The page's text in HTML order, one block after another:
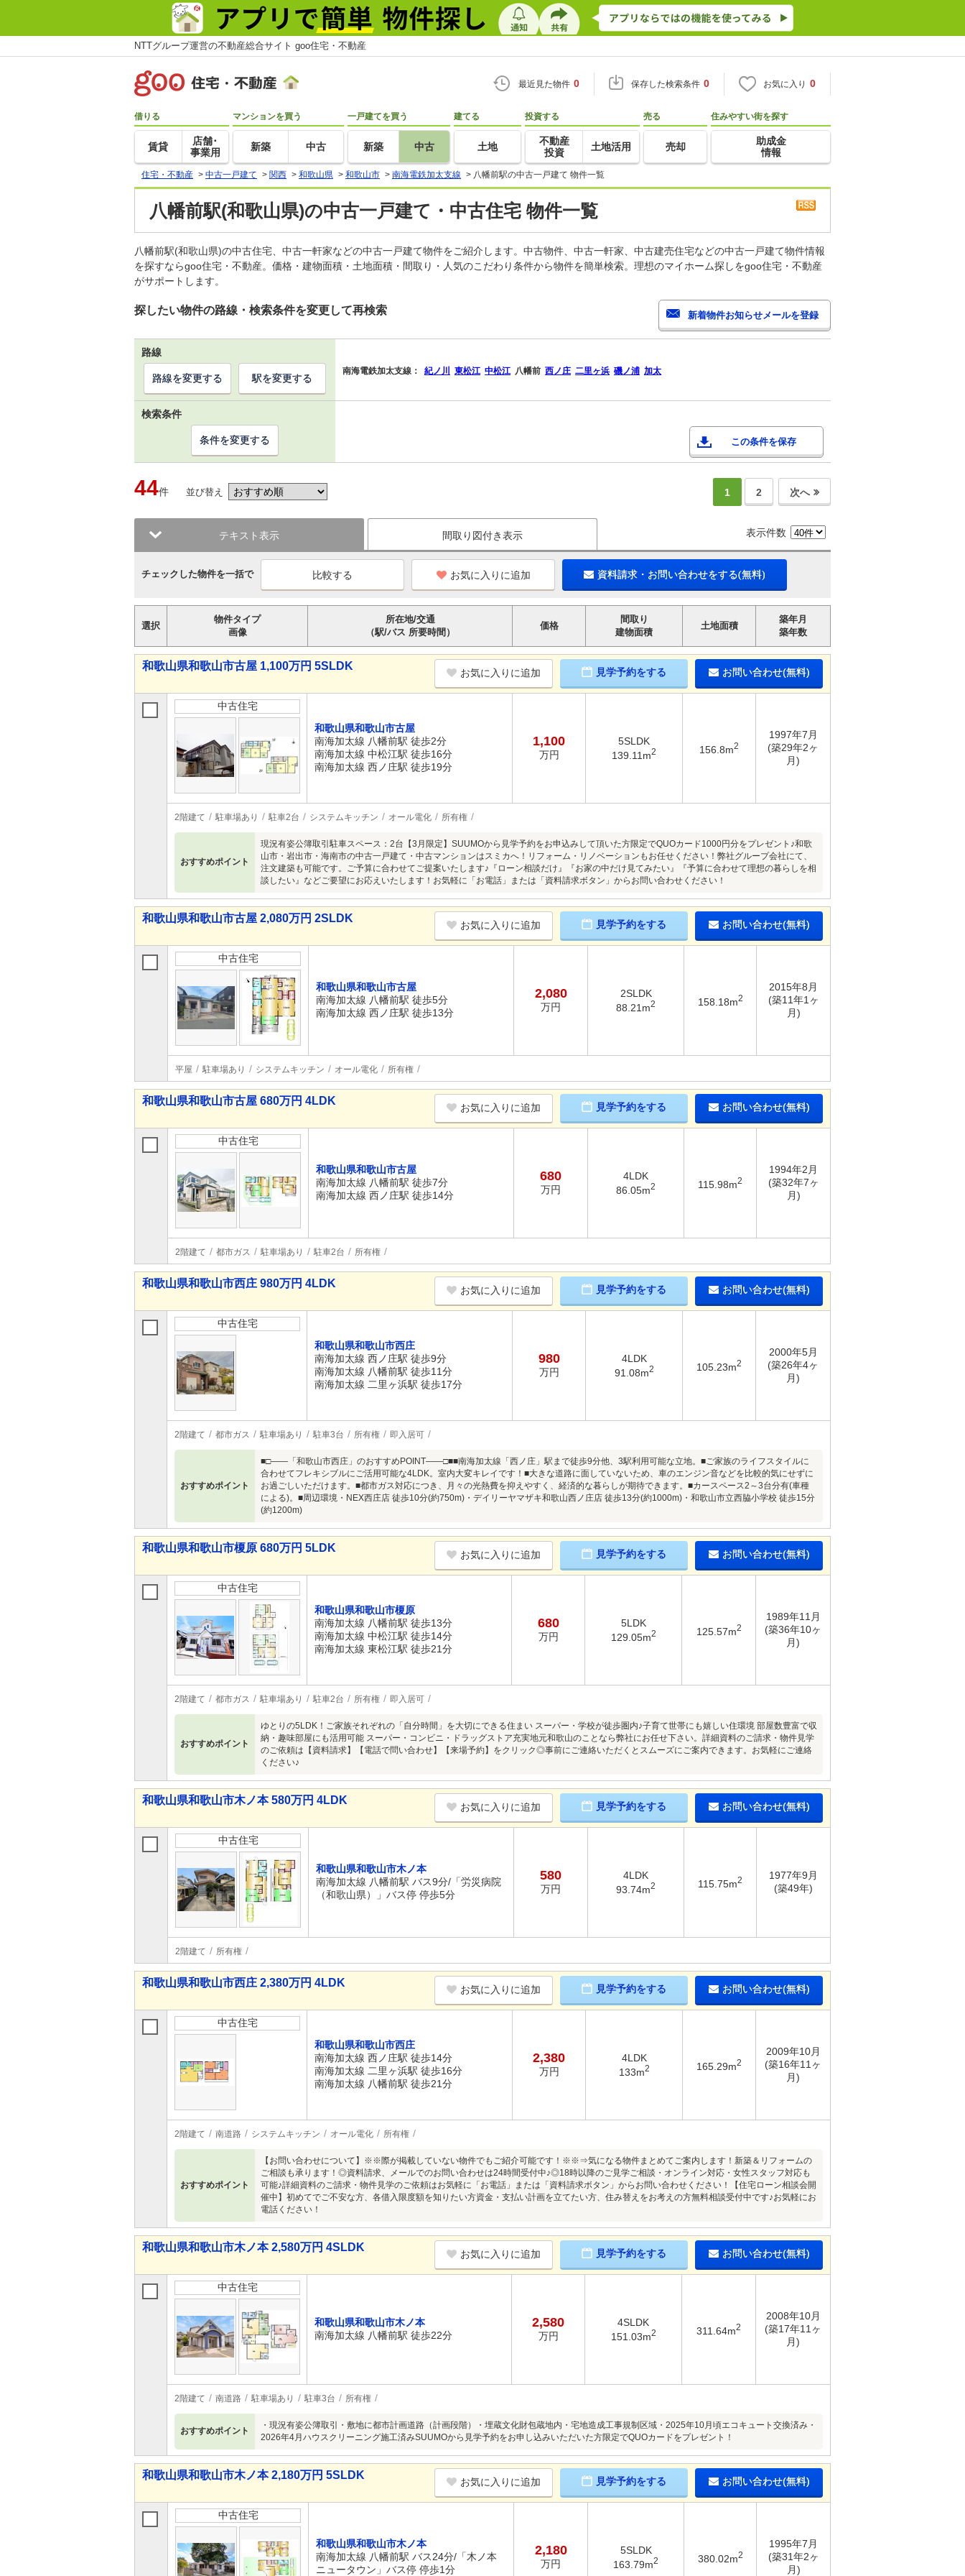
NTTグループ運営の不動産総合サイト goo住宅・不動産
最近見た物件 0 保存した検索条件 0 お気に入り 0
借りる
賃貸
店舗･
事業用
マンションを買う
新築 中古
一戸建てを買う
新築 中古
建てる
土地
投資する
不動産
投資
土地活用
売る
売却
住みやすい街を探す
助成金
情報
住宅・不動産 > 中古一戸建て > 関西 > 和歌山県 > 和歌山市 > 南海電鉄加太支線 > 八幡前駅の中古一戸建て 物件一覧
八幡前駅(和歌山県)の中古一戸建て・中古住宅 物件一覧
八幡前駅(和歌山県)の中古住宅、中古一軒家などの中古一戸建て物件をご紹介します。中古物件、中古一軒家、中古建売住宅などの中古一戸建て物件情報
を探すならgoo住宅・不動産。価格・建物面積・土地面積・間取り・人気のこだわり条件から物件を簡単検索。理想のマイホーム探しをgoo住宅・不動産
がサポートします。
探したい物件の路線・検索条件を変更して再検索
路線
南海電鉄加太支線： 紀ノ川 東松江 中松江 八幡前 西ノ庄 二里ヶ浜 磯ノ浦 加太
路線を変更する 駅を変更する
検索条件
この条件を保存
条件を変更する
44件 並び替え 1 2 次へ
テキスト表示 間取り図付き表示 表示件数
チェックした物件を一括で お気に入りに追加 資料請求・お問い合わせをする(無料)
選択
物件タイプ
画像
所在地/交通
（駅/バス 所要時間）
価格
間取り
建物面積
土地面積
築年月
築年数
和歌山県和歌山市古屋 1,100万円 5SLDK
お気に入りに追加 見学予約をする お問い合わせ(無料)
中古住宅
和歌山県和歌山市古屋
南海加太線 八幡前駅 徒歩2分
南海加太線 中松江駅 徒歩16分
南海加太線 西ノ庄駅 徒歩19分
1,100
万円
5SLDK
139.11m2 156.8m2
1997年7月
(築29年2ヶ
月)
2階建て 駐車場あり 駐車2台 システムキッチン オール電化 所有権
おすすめポイント
現況有姿公簿取引駐車スペース：2台【3月限定】SUUMOから見学予約をお申込みして頂いた方限定でQUOカード1000円分をプレゼント♪和歌
山市・岩出市・海南市の中古一戸建て・中古マンションはスミカへ！リフォーム・リノベーションもお任せください！弊社グループ会社にて、
注文建築も可能です。ご予算に合わせてご提案いたします♪『ローン相談だけ』『お家の中だけ見てみたい』『予算に合わせて理想の暮らしを相
談したい』などご要望にお応えいたします！お気軽に「お電話」または「資料請求ボタン」からお問い合わせください！
和歌山県和歌山市古屋 2,080万円 2SLDK
お気に入りに追加 見学予約をする お問い合わせ(無料)
中古住宅
和歌山県和歌山市古屋
南海加太線 八幡前駅 徒歩5分
南海加太線 西ノ庄駅 徒歩13分
2,080
万円
2SLDK
88.21m2 158.18m2
2015年8月
(築11年1ヶ
月)
平屋 駐車場あり システムキッチン オール電化 所有権
和歌山県和歌山市古屋 680万円 4LDK
お気に入りに追加 見学予約をする お問い合わせ(無料)
中古住宅
和歌山県和歌山市古屋
南海加太線 八幡前駅 徒歩7分
南海加太線 西ノ庄駅 徒歩14分
680
万円
4LDK
86.05m2 115.98m2
1994年2月
(築32年7ヶ
月)
2階建て 都市ガス 駐車場あり 駐車2台 所有権
和歌山県和歌山市西庄 980万円 4LDK
お気に入りに追加 見学予約をする お問い合わせ(無料)
中古住宅
和歌山県和歌山市西庄
南海加太線 西ノ庄駅 徒歩9分
南海加太線 八幡前駅 徒歩11分
南海加太線 二里ヶ浜駅 徒歩17分
980
万円
4LDK
91.08m2 105.23m2
2000年5月
(築26年4ヶ
月)
2階建て 都市ガス 駐車場あり 駐車3台 所有権 即入居可
おすすめポイント
■□――「和歌山市西庄」のおすすめPOINT――□■■南海加太線「西ノ庄」駅まで徒歩9分他、3駅利用可能な立地。■ご家族のライフスタイルに
合わせてフレキシブルにご活用可能な4LDK。室内大変キレイです！■大きな道路に面していないため、車のエンジン音などを比較的気にせずに
お過ごしいただけます。■都市ガス対応につき、月々の光熱費を抑えやすく、経済的な暮らしが期待できます。■カースペース2～3台分有(車種
による)。■周辺環境・NEX西庄店 徒歩10分(約750m)・デイリーヤマザキ和歌山西ノ庄店 徒歩13分(約1000m)・和歌山市立西脇小学校 徒歩15分
(約1200m)
和歌山県和歌山市榎原 680万円 5LDK
お気に入りに追加 見学予約をする お問い合わせ(無料)
中古住宅
和歌山県和歌山市榎原
南海加太線 八幡前駅 徒歩13分
南海加太線 中松江駅 徒歩14分
南海加太線 東松江駅 徒歩21分
680
万円
5LDK
129.05m2 125.57m2
1989年11月
(築36年10ヶ
月)
2階建て 都市ガス 駐車場あり 駐車2台 所有権 即入居可
おすすめポイント
ゆとりの5LDK！ご家族それぞれの「自分時間」を大切にできる住まい スーパー・学校が徒歩圏内♪子育て世帯にも嬉しい住環境 部屋数豊富で収
納・趣味部屋にも活用可能 スーパー・コンビニ・ドラッグストア充実地元和歌山のことなら弊社にお任せ下さい。詳細資料のご請求・物件見学
のご依頼は【資料請求】【電話で問い合わせ】【来場予約】をクリック◎事前にご連絡いただくとスムーズにご案内できます。お気軽にご連絡
ください♪
和歌山県和歌山市木ノ本 580万円 4LDK
お気に入りに追加 見学予約をする お問い合わせ(無料)
中古住宅
和歌山県和歌山市木ノ本
南海加太線 八幡前駅 バス9分/「労災病院
（和歌山県）」バス停 停歩5分
580
万円
4LDK
93.74m2 115.75m2
1977年9月
(築49年)
2階建て 所有権
和歌山県和歌山市西庄 2,380万円 4LDK
お気に入りに追加 見学予約をする お問い合わせ(無料)
中古住宅
和歌山県和歌山市西庄
南海加太線 西ノ庄駅 徒歩14分
南海加太線 二里ヶ浜駅 徒歩16分
南海加太線 八幡前駅 徒歩21分
2,380
万円
4LDK
133m2 165.29m2
2009年10月
(築16年11ヶ
月)
2階建て 南道路 システムキッチン オール電化 所有権
おすすめポイント
【お問い合わせについて】※※際が掲載していない物件でもご紹介可能です！※※⇒気になる物件まとめてご案内します！新築＆リフォームの
ご相談も承ります！◎資料請求、メールでのお問い合わせは24時間受付中♪◎18時以降のご見学ご相談・オンライン対応・女性スタッフ対応も
可能♪詳細資料のご請求・物件見学のご依頼はお気軽に「お電話」または「資料請求ボタン」からお問い合わせください！【住宅ローン相談会開
催中】初めてでご不安な方、各借入限度額を知りたい方資金・支払い計画を立てたい方、住み替えをお考えの方無料相談受付中です♪お気軽にお
電話ください！
和歌山県和歌山市木ノ本 2,580万円 4SLDK
お気に入りに追加 見学予約をする お問い合わせ(無料)
中古住宅
和歌山県和歌山市木ノ本
南海加太線 八幡前駅 徒歩22分
2,580
万円
4SLDK
151.03m2 311.64m2
2008年10月
(築17年11ヶ
月)
2階建て 南道路 駐車場あり 駐車3台 所有権
おすすめポイント
・現況有姿公簿取引・敷地に都市計画道路（計画段階）・埋蔵文化財包蔵地内・宅地造成工事規制区域・2025年10月頃エコキュート交換済み・
2026年4月ハウスクリーニング施工済みSUUMOから見学予約をお申し込みいただいた方限定でQUOカードをプレゼント！
和歌山県和歌山市木ノ本 2,180万円 5SLDK
お気に入りに追加 見学予約をする お問い合わせ(無料)
中古住宅
和歌山県和歌山市木ノ本
南海加太線 八幡前駅 バス24分/「木ノ本
ニュータウン」バス停 停歩1分
2,180
万円
5SLDK
163.79m2 380.02m2
1995年7月
(築31年2ヶ
月)